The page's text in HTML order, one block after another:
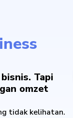
Tapi
omzet
tidak kelihatan.